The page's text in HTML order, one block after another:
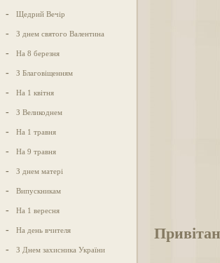
- Щедрий Вечір
- З днем святого Валентина
- На 8 березня
- З Благовіщенням
- На 1 квітня
- З Великоднем
- На 1 травня
- На 9 травня
- З днем матері
- Випускникам
- На 1 вересня
- На день вчителя
- З Днем захисника України